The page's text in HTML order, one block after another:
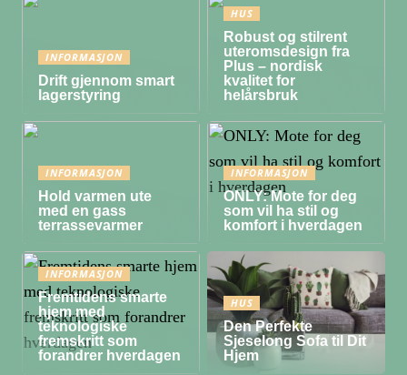
INFORMASJON
Drift gjennom smart
lagerstyring
HUS
Robust og stilrent
uteromsdesign fra
Plus – nordisk
kvalitet for
helårsbruk
INFORMASJON
Hold varmen ute
med en gass
terrassevarmer
INFORMASJON
ONLY: Mote for deg
som vil ha stil og
komfort i hverdagen
INFORMASJON
Fremtidens smarte
hjem med
teknologiske
fremskritt som
forandrer hverdagen
HUS
Den Perfekte
Sjeselong Sofa til Dit
Hjem